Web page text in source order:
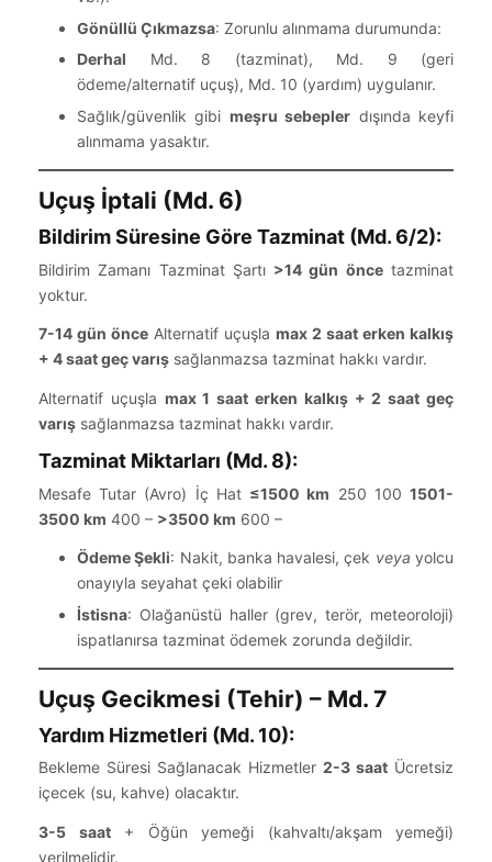
Gönüllü Çıkmazsa: Zorunlu alınmama durumunda:
Derhal Md. 8 (tazminat), Md. 9 (geri
ödeme/alternatif uçuş), Md. 10 (yardım) uygulanır.
Sağlık/güvenlik gibi meşru sebepler dışında keyfi
alınmama yasaktır.
Uçuş İptali (Md. 6)
Bildirim Süresine Göre Tazminat (Md. 6/2):
Bildirim Zamanı Tazminat Şartı >14 gün öncetazminat
yoktur.
7-14 gün önce Alternatif uçuşla max 2 saat erken kalkış
+ 4 saat geç varış sağlanmazsa tazminat hakkı vardır.
Alternatif uçuşla max 1 saat erken kalkış + 2 saat geç
varış sağlanmazsa tazminat hakkı vardır.
Tazminat Miktarları (Md. 8):
Mesafe Tutar (Avro) İç Hat ≤1500 km 250 1001501-
3500 km 400 – >3500 km 600 –
Ödeme Şekli: Nakit, banka havalesi, çek veya yolcu
onayıyla seyahat çeki olabilir
İstisna: Olağanüstü haller (grev, terör, meteoroloji)
ispatlanırsa tazminat ödemek zorunda değildir.
Uçuş Gecikmesi (Tehir) – Md. 7
Yardım Hizmetleri (Md. 10):
Bekleme Süresi Sağlanacak Hizmetler 2-3 saat Ücretsiz
içecek (su, kahve) olacaktır.
3-5 saat+ Öğün yemeği (kahvaltı/akşam yemeği)
verilmelidir.